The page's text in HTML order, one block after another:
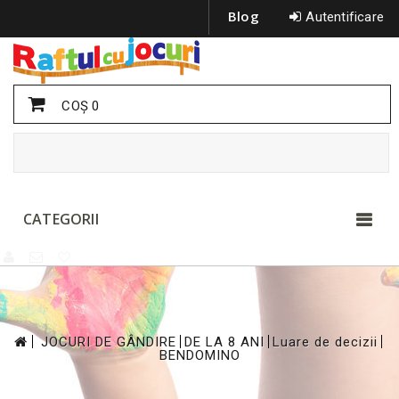
Autentificare
Blog
COŞ0
CATEGORII
>
JOCURI DE GÂNDIRE DE LA 8 ANI Luare de decizii
BENDOMINO